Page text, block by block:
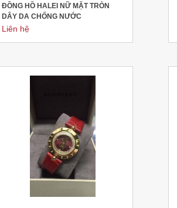
ĐỒNG HỒ HALEI NỮ MẶT TRÒN
DÂY DA CHỐNG NƯỚC
Liên hệ